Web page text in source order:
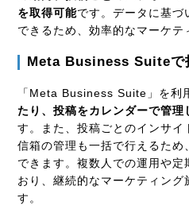
を取得可能です。データに基づ
できるため、効率的なマーケテ
Meta Business Suiteで
「 Meta Business Suite 」を利
たり、投稿をカレンダーで管
す。また、投稿ごとのインサイ
信箱の管理も一括で行えるた
できます。複数人での運用や
おり、継続的なマーケティン
す。